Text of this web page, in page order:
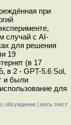
при
случай с AI-
для решения
19
(в 17
в 2 - GPT-5.6 Sol,
и были
для
обсуждение | весь текст